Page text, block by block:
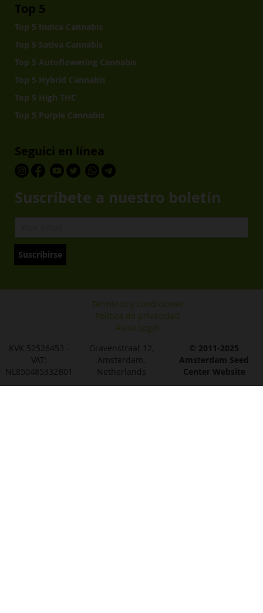
Top 5
Top 5 Indica Cannabis
Top 5 Sativa Cannabis
Top 5 Autoflowering Cannabis
Top 5 Hybrid Cannabis
Top 5 High THC
Top 5 Purple Cannabis
Seguici en línea
Suscríbete a nuestro boletín
Suscribirse
Términos y condiciones
Política de privacidad
Aviso Legal
KVK 52526453 -
VAT:
NL850485332B01
Gravenstraat 12,
Amsterdam,
Netherlands
© 2011-2025
Amsterdam Seed
Center Website